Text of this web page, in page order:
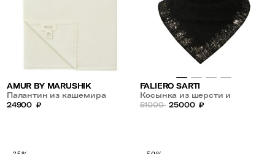
AMUR BY MARUSHIK
Палантин из кашемира
24900 ₽
FALIERO SARTI
Косынка из шерсти и
кашемира
51000 25000 ₽